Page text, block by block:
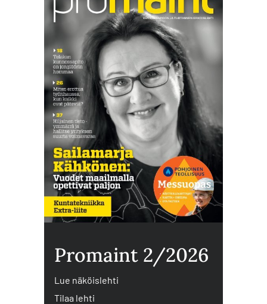
Promaint 2/2026
Lue näköislehti
Tilaa lehti